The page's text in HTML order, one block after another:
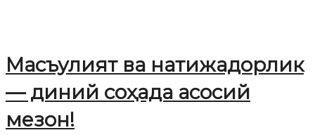
Масъулият ва натижадорлик
— диний соҳада асосий
мезон!